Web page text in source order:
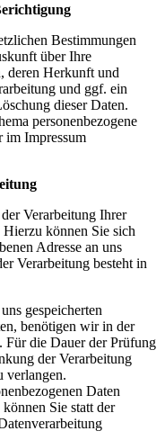
Bestimmungen
über Ihre
deren Herkunft und
und ggf. ein
dieser Daten.
personenbezogene
im Impressum
Verarbeitung Ihrer
Hierzu können Sie sich
Adresse an uns
Verarbeitung besteht in
gespeicherten
benötigen wir in der
Für die Dauer der Prüfung
der Verarbeitung
verlangen.
Daten
Sie statt der